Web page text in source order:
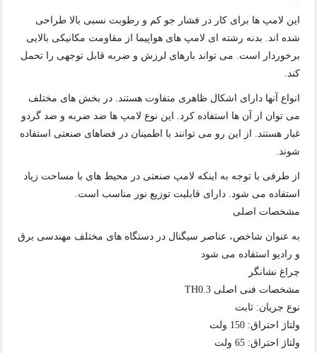
این لامپ ها برای کار در فشار جو کم و رطوبت نسبی بالا طراحی
شده اند. بدنه رشته ای لامپ های هواپیما از مقاومت مکانیکی بالایی
برخوردار است. می تواند بارهای لرزش و ضربه قابل توجهی را تحمل
کند.
انواع آنها دارای اشکال ظاهری متفاوت هستند. در بخش های مختلف
می توان از آن ها استفاده کرد. این نوع لامپ ها ضد ضربه و ضد گردو
غبار هستند. از این رو می توانند با اطمینان در فضاهای صنعتی استفاده
شوند.
از طرفی با توجه به اینکه لامپ صنعتی در محیط های با مساحت زیاد
استفاده می شود. دارای قابلیت توزیع نور مناسب است.
مشخصات اصلی
به عنوان شاخص، عناصر سیگنال در دستگاه های مختلف مهندسی برق
و رادیو استفاده می شود
چراغ نشانگر
مشخصات فنی اصلی TH0.3
نوع جریان: ثابت
ولتاژ احتراق: 150 ولت
ولتاژ احتراق: 65 ولت